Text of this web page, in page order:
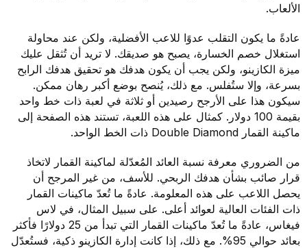
الألعاب.
عادةً ما يكون التقلب عدوًا للاعب الأفضلية، ولكن عند محاولة
استغلال خصم الخسارة، يصبح هو صديقك. لا تريد أن تُثقل عليك
ميزة الكازينو، ولكن يجب أن يكون هدفك هو تحقيق هدفك الرابح
بسرعة، وإلا ستُفلس. مع ذلك، يُنصح بوضع أكبر رهان ممكن.
سيكون هذا على الأرجح رصيدين أو ثلاثة في لعبة ذات خط واحد
بقيمة 100 دولار. كمثال على هذه اللعبة، تستند هذه الصفحة إلى
ماكينة القمار Double Diamond ذات الخط الواحد.
من الضروري معرفة نسبة العائد المُعدّلة لماكينة القمار لاتخاذ
قرار صائب بشأن هدفك الربحي. للأسف، من غير المرجح أن
يحصل اللاعب على هذه المعلومة. عادةً ما تُعدّ ماكينات القمار
ذات الفئات العالية لعوائد أعلى. على سبيل المثال، في لاس
فيغاس، عادةً ما تُعدّ ماكينات القمار التي تبدأ من 25 دولارًا فأكثر
بعائد حوالي 95%. مع ذلك، إذا كانت إدارة الكازينو ذكية، فستُعدّل